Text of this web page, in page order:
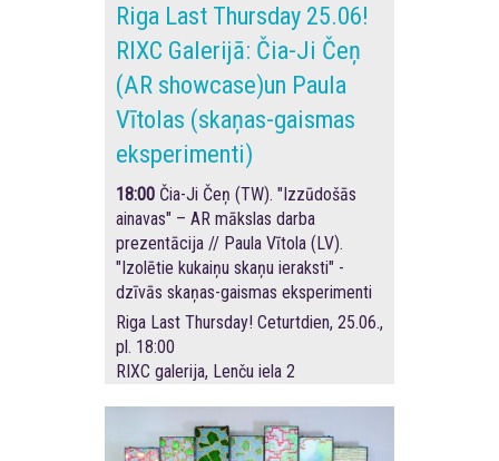
Riga Last Thursday 25.06!
RIXC Galerijā: Čia-Ji Čeņ
(AR showcase)un Paula
Vītolas (skaņas-gaismas
eksperimenti)
18:00 Čia-Ji Čeņ (TW). "Izzūdošās
ainavas" – AR mākslas darba
prezentācija // Paula Vītola (LV).
"Izolētie kukaiņu skaņu ieraksti" -
dzīvās skaņas-gaismas eksperimenti
Riga Last Thursday! Ceturtdien, 25.06.,
pl. 18:00
RIXC galerija, Lenču iela 2